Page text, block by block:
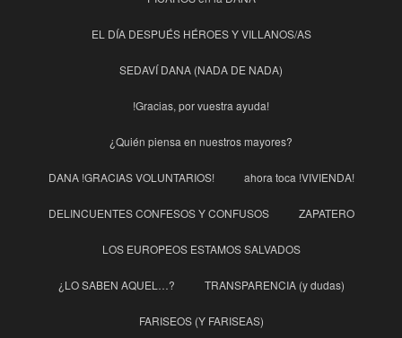
EL DÍA DESPUÉS HÉROES Y VILLANOS/AS
SEDAVÍ DANA (NADA DE NADA)
!Gracias, por vuestra ayuda!
¿Quién piensa en nuestros mayores?
DANA !GRACIAS VOLUNTARIOS! ahora toca !VIVIENDA!
DELINCUENTES CONFESOS Y CONFUSOS ZAPATERO
LOS EUROPEOS ESTAMOS SALVADOS
¿LO SABEN AQUEL…? TRANSPARENCIA (y dudas)
FARISEOS (Y FARISEAS)